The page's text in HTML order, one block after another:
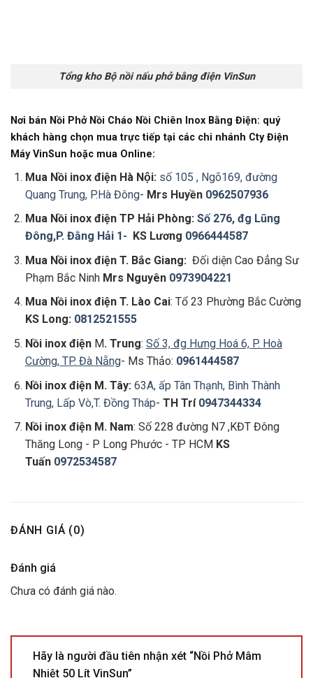
Tổng kho Bộ nồi nấu phở bằng điện VinSun
Nơi bán Nồi Phở Nồi Cháo Nồi Chiên Inox Bằng Điện: quý
khách hàng chọn mua trực tiếp tại các chi nhánh Cty Điện
Máy VinSun hoặc mua Online:
Mua Nồi inox điệnHà Nội: số 105 , Ngõ169, đường
Quang Trung, P.Hà Đông- Mrs Huyền 0962507936
Mua Nồi inox điệnTP Hải Phòng: Số 276, đg Lũng
Đông,P. Đằng Hải 1- KS Lương 0966444587
Mua Nồi inox điệnT. Bắc Giang: Đối diện Cao Đẳng Sư
Phạm Bắc Ninh Mrs Nguyên 0973904221
Mua Nồi inox điệnT. Lào Cai: Tổ 23 Phường Bắc Cường
KS Long: 0812521555
Nồi inox điệnM. Trung: Số 3, đg Hưng Hoá 6, P. Hoà
Cường, TP. Đà Nẵng- Ms Thảo: 0961444587
Nồi inox điệnM. Tây: 63A, ấp Tân Thạnh, Bình Thành
Trung, Lấp Vò,T. Đồng Tháp- TH Trí 0947344334
Nồi inox điệnM. Nam: Số 228 đường N7 ,KĐT Đông
Thăng Long - P Long Phước - TP HCMKS
Tuấn 0972534587
ĐÁNH GIÁ (0)
Đánh giá
Chưa có đánh giá nào.
Hãy là người đầu tiên nhận xét “Nồi Phở Mâm
Nhiệt 50 Lít VinSun”